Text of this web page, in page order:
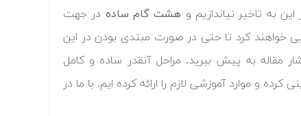
به تاخیر نیاندازیم و هشت گام ساده در جهت
خواهند کرد تا حتی در صورت مبتدی بودن در این
مقاله به پیش ببرید. مراحل آنقدر ساده و کامل
و موارد آموزشی لازم را ارائه کرده ایم. با ما در